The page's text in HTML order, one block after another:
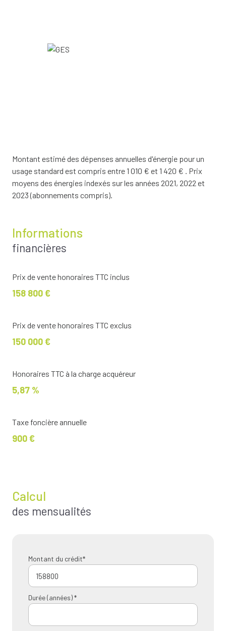
Montant estimé des dépenses annuelles d'énergie pour un
usage standard est compris entre 1 010 € et 1 420 € . Prix
moyens des énergies indexés sur les années 2021, 2022 et
2023 (abonnements compris).
Informations
financières
Prix de vente honoraires TTC inclus
158 800 €
Prix de vente honoraires TTC exclus
150 000 €
Honoraires TTC à la charge acquéreur
5,87 %
Taxe foncière annuelle
900 €
Calcul
des mensualités
Montant du crédit*
Durée (années) *